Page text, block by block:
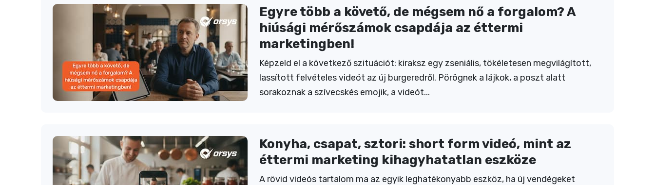
Egyre több a követő, de mégsem nő a forgalom? A
hiúsági mérőszámok csapdája az éttermi
marketingben!
Képzeld el a következő szituációt: kiraksz egy zseniális, tökéletesen megvilágított,
lassított felvételes videót az új burgeredről. Pörögnek a lájkok, a poszt alatt
sorakoznak a szívecskés emojik, a videót...
Konyha, csapat, sztori: short form videó, mint az
éttermi marketing kihagyhatatlan eszköze
A rövid videós tartalom ma az egyik leghatékonyabb eszköz, ha új vendégeket